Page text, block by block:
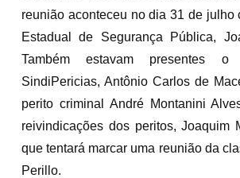
reunião aconteceu no dia 31 de julho
Estadual de Segurança Pública,
Também estavam presentes o
SindiPericias, Antônio Carlos de
perito criminal André Montanini
reivindicações dos peritos, Joaquim
que tentará marcar uma reunião da
Perillo.